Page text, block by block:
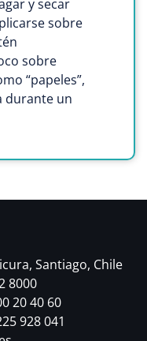
y secar
sobre
sobre
“papeles”,
durante un
Santiago, Chile
8000
20 40 60
928 041